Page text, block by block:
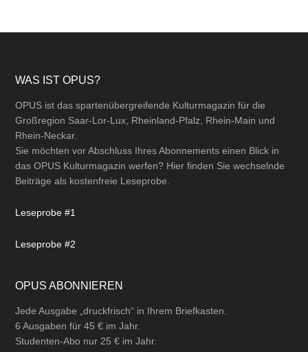
Footer
WAS IST OPUS?
OPUS ist das spartenübergreifende Kulturmagazin für die
Großregion Saar-Lor-Lux, Rheinland-Pfalz, Rhein-Main und
Rhein-Neckar.
Sie möchten vor Abschluss Ihres Abonnements einen Blick in
das OPUS Kulturmagazin werfen? Hier finden Sie wechselnde
Beiträge als kostenfreie Leseprobe.
Leseprobe #1
Leseprobe #2
OPUS ABONNIEREN
Jede Ausgabe „druckfrisch“ in Ihrem Briefkasten.
6 Ausgaben für 45 € im Jahr.
Studenten-Abo nur 25 € im Jahr.